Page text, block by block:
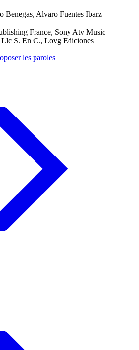
Benegas, Alvaro Fuentes Ibarz
France, Sony Atv Music
S. En C., Lovg Ediciones
les paroles